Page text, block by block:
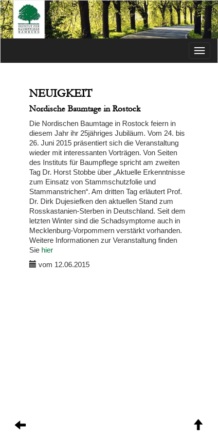
Menü
NEUIGKEIT
Nordische Baumtage in Rostock
Die Nordischen Baumtage in Rostock feiern in
diesem Jahr ihr 25jähriges Jubiläum. Vom 24. bis
26. Juni 2015 präsentiert sich die Veranstaltung
wieder mit interessanten Vorträgen. Von Seiten
des Instituts für Baumpflege spricht am zweiten
Tag Dr. Horst Stobbe über „Aktuelle Erkenntnisse
zum Einsatz von Stammschutzfolie und
Stammanstrichen“. Am dritten Tag erläutert Prof.
Dr. Dirk Dujesiefken den aktuellen Stand zum
Rosskastanien-Sterben in Deutschland. Seit dem
letzten Winter sind die Schadsymptome auch in
Mecklenburg-Vorpommern verstärkt vorhanden.
Weitere Informationen zur Veranstaltung finden
Sie hier
vom 12.06.2015